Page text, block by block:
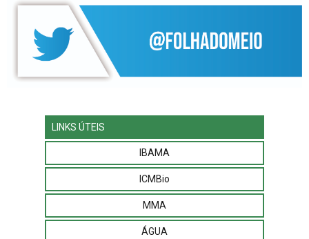
LINKS ÚTEIS
IBAMA
ICMBio
MMA
ÁGUA